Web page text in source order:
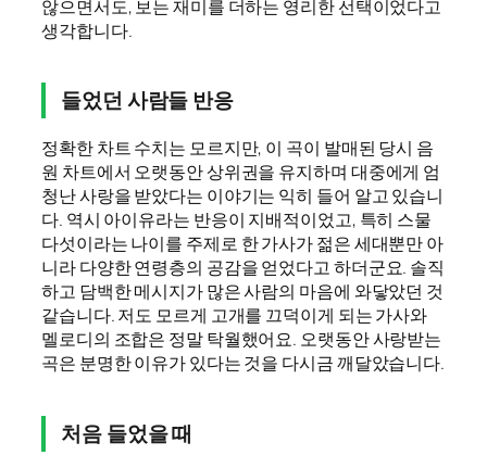
않으면서도, 보는 재미를 더하는 영리한 선택이었다고
생각합니다.
들었던 사람들 반응
정확한 차트 수치는 모르지만, 이 곡이 발매된 당시 음
원 차트에서 오랫동안 상위권을 유지하며 대중에게 엄
청난 사랑을 받았다는 이야기는 익히 들어 알고 있습니
다. 역시 아이유라는 반응이 지배적이었고, 특히 스물
다섯이라는 나이를 주제로 한 가사가 젊은 세대뿐만 아
니라 다양한 연령층의 공감을 얻었다고 하더군요. 솔직
하고 담백한 메시지가 많은 사람의 마음에 와닿았던 것
같습니다. 저도 모르게 고개를 끄덕이게 되는 가사와
멜로디의 조합은 정말 탁월했어요. 오랫동안 사랑받는
곡은 분명한 이유가 있다는 것을 다시금 깨달았습니다.
처음 들었을 때